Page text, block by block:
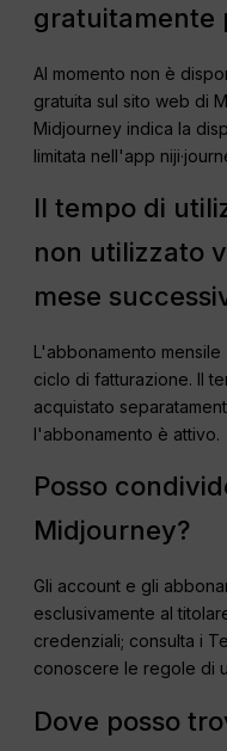
gratuitamente
Al momento non è
gratuita sul sito web di
Midjourney indica la
limitata nell'app
Il tempo di
non utilizzato
mese
L'abbonamento
ciclo di fatturazione. Il
acquistato
l'abbonamento è attivo.
Posso
Midjourney?
Gli account e gli
esclusivamente al
credenziali; consulta i
conoscere le regole di
Dove posso